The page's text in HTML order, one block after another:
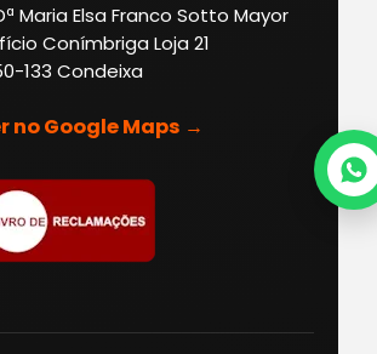
Maria Elsa Franco Sotto Mayor
Conímbriga Loja 21
133 Condeixa
no Google Maps →